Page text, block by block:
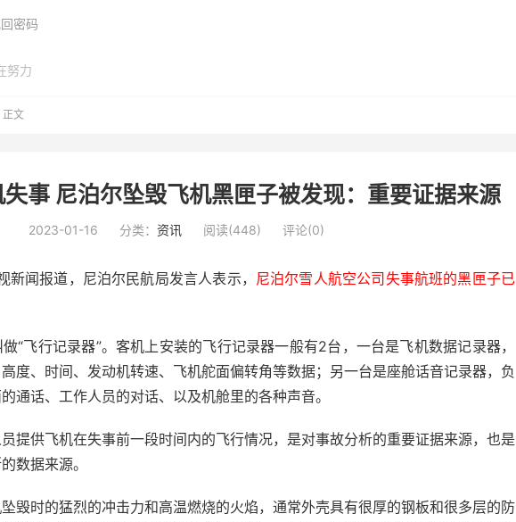
努力
密码
正文
事 尼泊尔坠毁飞机黑匣子被发现：重要证据来源
2023-01-16 分类： 资讯 阅读(448) 评论(0)
新闻报道，尼泊尔民航局发言人表示， 尼泊尔雪人航空公司失事航班的黑匣子已
“飞行记录器”。客机上安装的飞行记录器一般有2台，一台是飞机数据记录器，
度、时间、发动机转速、飞机舵面偏转角等数据；另一台是座舱话音记录器，负
通话、工作人员的对话、以及机舱里的各种声音。
提供飞机在失事前一段时间内的飞行情况，是对事故分析的重要证据来源，也是
数据来源。
毁时的猛烈的冲击力和高温燃烧的火焰，通常外壳具有很厚的钢板和很多层的防